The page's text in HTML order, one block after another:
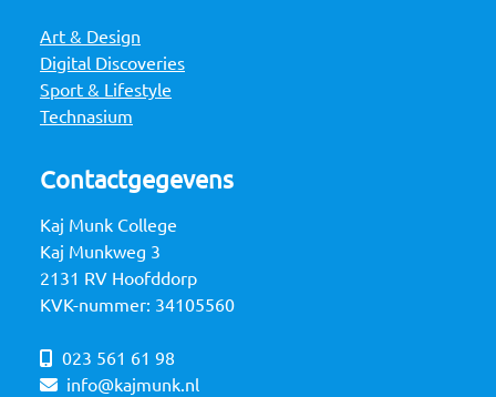
Art & Design
Digital Discoveries
Sport & Lifestyle
Technasium
Contactgegevens
Kaj Munk College
Kaj Munkweg 3
2131 RV Hoofddorp
KVK-nummer: 34105560
023 561 61 98
info@kajmunk.nl